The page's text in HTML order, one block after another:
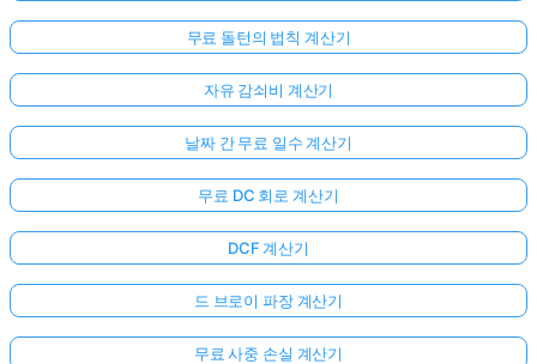
무료 돌턴의 법칙 계산기
자유 감쇠비 계산기
날짜 간 무료 일수 계산기
무료 DC 회로 계산기
DCF 계산기
드 브로이 파장 계산기
무료 사중 손실 계산기